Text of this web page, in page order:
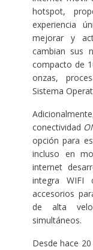
hotspot,
experiencia
mejorar y
cambian sus
compacto de
onzas,
Sistema
conectividad
opción para
incluso en
internet
integra WIFI
accesorios
de alta
simultáneos.
Desde hace